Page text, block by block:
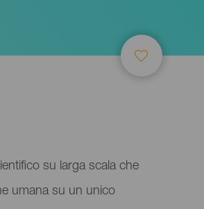
su larga scala che
umana su un unico